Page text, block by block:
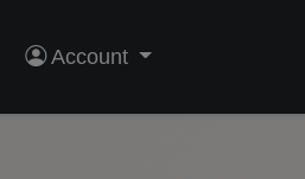
Account